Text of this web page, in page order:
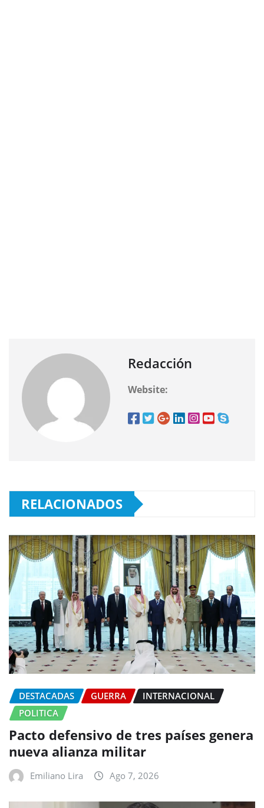
Redacción
Website:
RELACIONADOS
DESTACADAS GUERRA
INTERNACIONAL
POLITICA
Pacto defensivo de tres países genera
nueva alianza militar
Emiliano Lira Ago 7, 2026